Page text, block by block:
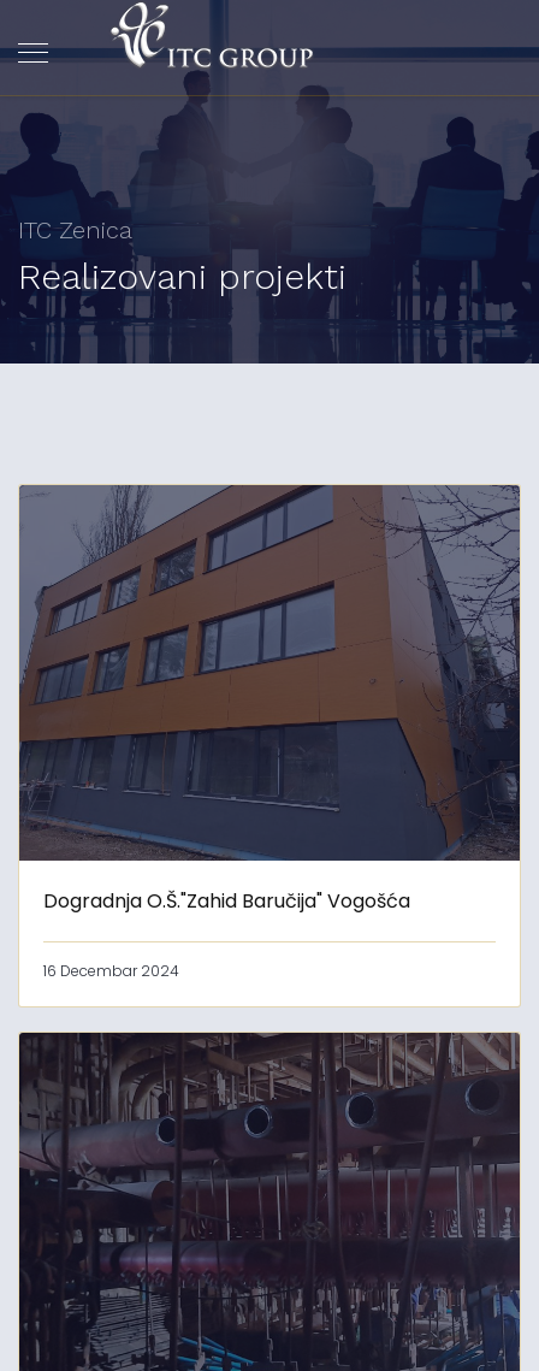
ITC Zenica
Realizovani projekti
Dogradnja O.Š."Zahid Baručija" Vogošća
16 Decembar 2024